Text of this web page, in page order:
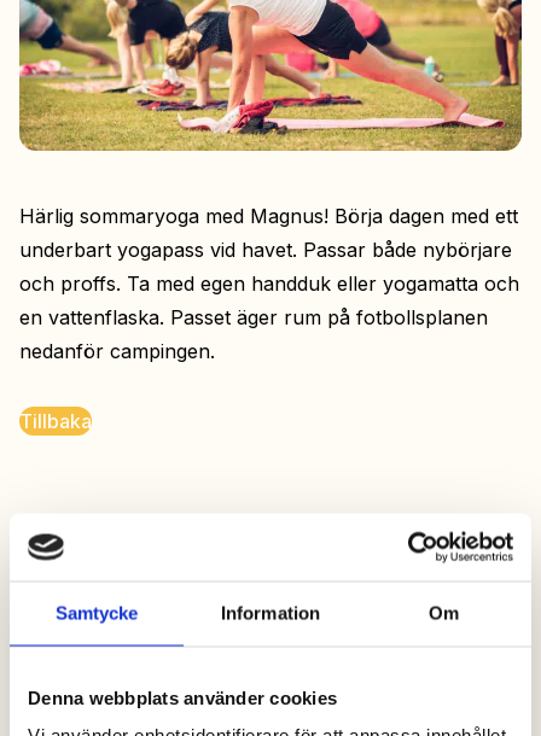
Samtycke Information Om
Denna webbplats använder cookies
Härlig sommaryoga med Magnus! Börja dagen med ett
underbart yogapass vid havet. Passar både nybörjare
och proffs. Ta med egen handduk eller yogamatta och
en vattenflaska. Passet äger rum på fotbollsplanen
nedanför campingen.
Tillbaka